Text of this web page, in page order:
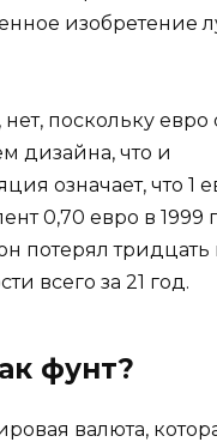
изобретение
поскольку евро
дизайна, что и
означает, что 1
0,70 евро в 1999
потерял
всего за 21 год.
фунт?
валюта,